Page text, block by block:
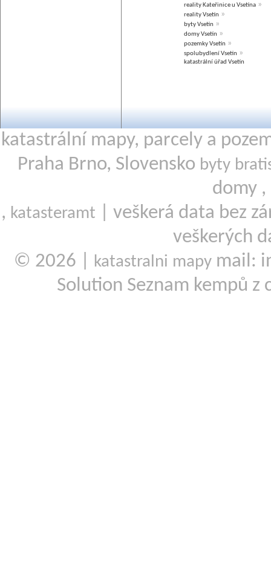
reality Kateřinice u Vsetína »
reality Vsetín »
byty Vsetín »
domy Vsetín »
pozemky Vsetín »
spolubydlení Vsetín »
katastrální úřad Vsetín
katastrální mapy, parcely a
Praha Brno, Slovensko byty
domy ,
, katasteramt
| veškerá data bez
veškerých
© 2026 |
katastralni mapy mail:
Solution Seznam kempů z